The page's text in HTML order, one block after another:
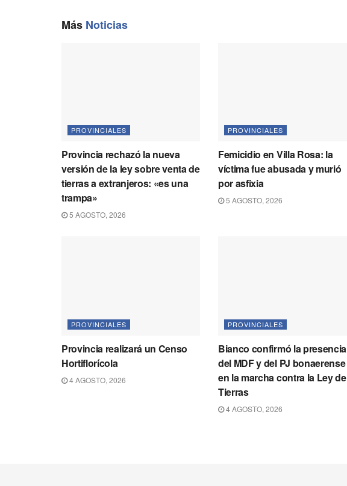
Más Noticias
PROVINCIALES
Provincia rechazó la nueva
versión de la ley sobre venta de
tierras a extranjeros: «es una
trampa»
5 AGOSTO, 2026
PROVINCIALES
Femicidio en Villa Rosa: la
víctima fue abusada y murió
por asfixia
5 AGOSTO, 2026
PROVINCIALES
Provincia realizará un Censo
Hortiflorícola
4 AGOSTO, 2026
PROVINCIALES
Bianco confirmó la presencia
del MDF y del PJ bonaerense
en la marcha contra la Ley de
Tierras
4 AGOSTO, 2026